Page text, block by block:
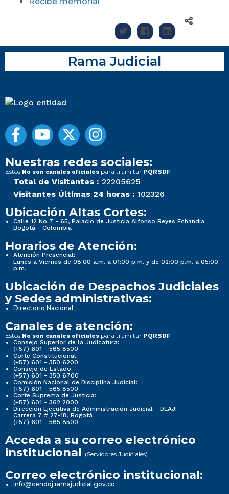
Rama Judicial
Nuestras redes sociales:
Estos No son canales oficiales para tramitar PQRSDF
Total de Visitantes : 22205625
Visitantes Últimas 24 horas : 102326
Ubicación Altas Cortes:
Calle 12 No 7 - 65, Palacio de Justicia Alfonso Reyes Echandía
Bogotá - Colombia
Horarios de Atención:
Atención Presencial:
Lunes a Viernes de 08:00 a.m. a 01:00 p.m. y de 02:00 p.m. a 05:00
p.m.
Ubicación de Despachos Judiciales
y Sedes administrativas:
Directorio Nacional
Canales de atención:
Estos No son canales oficiales para tramitar PQRSDF
Consejo Superior de la Judicatura:
(+57) 601 - 565 8500
Corte Constitucional:
(+57) 601 - 350 6200
Consejo de Estado:
(+57) 601 - 350 6700
Comisión Nacional de Disciplina Judicial:
(+57) 601 - 565 8500
Corte Suprema de Justicia:
(+57) 601 - 362 2000
Dirección Ejecutiva de Administración Judicial - DEAJ:
Carrera 7 # 27-18, Bogotá
(+57) 601 - 565 8500
Acceda a su correo electrónico
institucional (Servidores Judiciales)
Correo electrónico institucional:
info@cendoj.ramajudicial.gov.co